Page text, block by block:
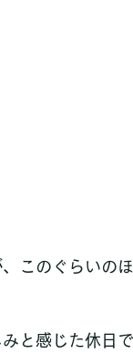
このぐらいの
と感じた休日で